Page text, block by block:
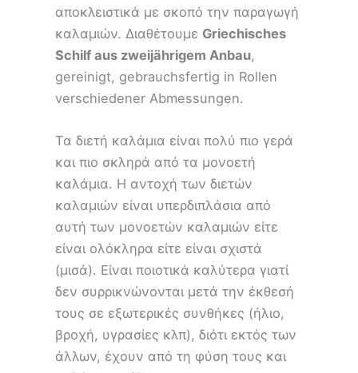
αποκλειστικά με σκοπό την παραγωγή
καλαμιών. Διαθέτουμε Griechisches
Schilf aus zweijährigem Anbau,
gereinigt, gebrauchsfertig in Rollen
verschiedener Abmessungen.
Τα διετή καλάμια είναι πολύ πιο γερά
και πιο σκληρά από τα μονοετή
καλάμια. Η αντοχή των διετών
καλαμιών είναι υπερδιπλάσια από
αυτή των μονοετών καλαμιών είτε
είναι ολόκληρα είτε είναι σχιστά
(μισά). Είναι ποιοτικά καλύτερα γιατί
δεν συρρικνώνονται μετά την έκθεσή
τους σε εξωτερικές συνθήκες (ήλιο,
βροχή, υγρασίες κλπ), διότι εκτός των
άλλων, έχουν από τη φύση τους και